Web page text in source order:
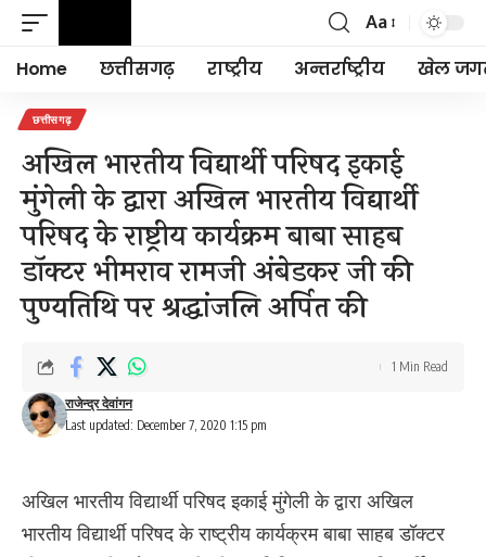
Font
Resizer
Aa
Home छत्तीसगढ़ राष्ट्रीय अन्तर्राष्ट्रीय खेल
छत्तीसगढ़
अखिल भारतीय विद्यार्थी परिषद इकाई
मुंगेली के द्वारा अखिल भारतीय विद्यार्थी
परिषद के राष्ट्रीय कार्यक्रम बाबा साहब
डॉक्टर भीमराव रामजी अंबेडकर जी की
पुण्यतिथि पर श्रद्धांजलि अर्पित की
Last updated: December 7, 2020 1:15 pm
राजेन्द्र देवांगन
1 Min Read
अखिल भारतीय विद्यार्थी परिषद इकाई मुंगेली के द्वारा अखिल
भारतीय विद्यार्थी परिषद के राष्ट्रीय कार्यक्रम बाबा साहब डॉक्टर